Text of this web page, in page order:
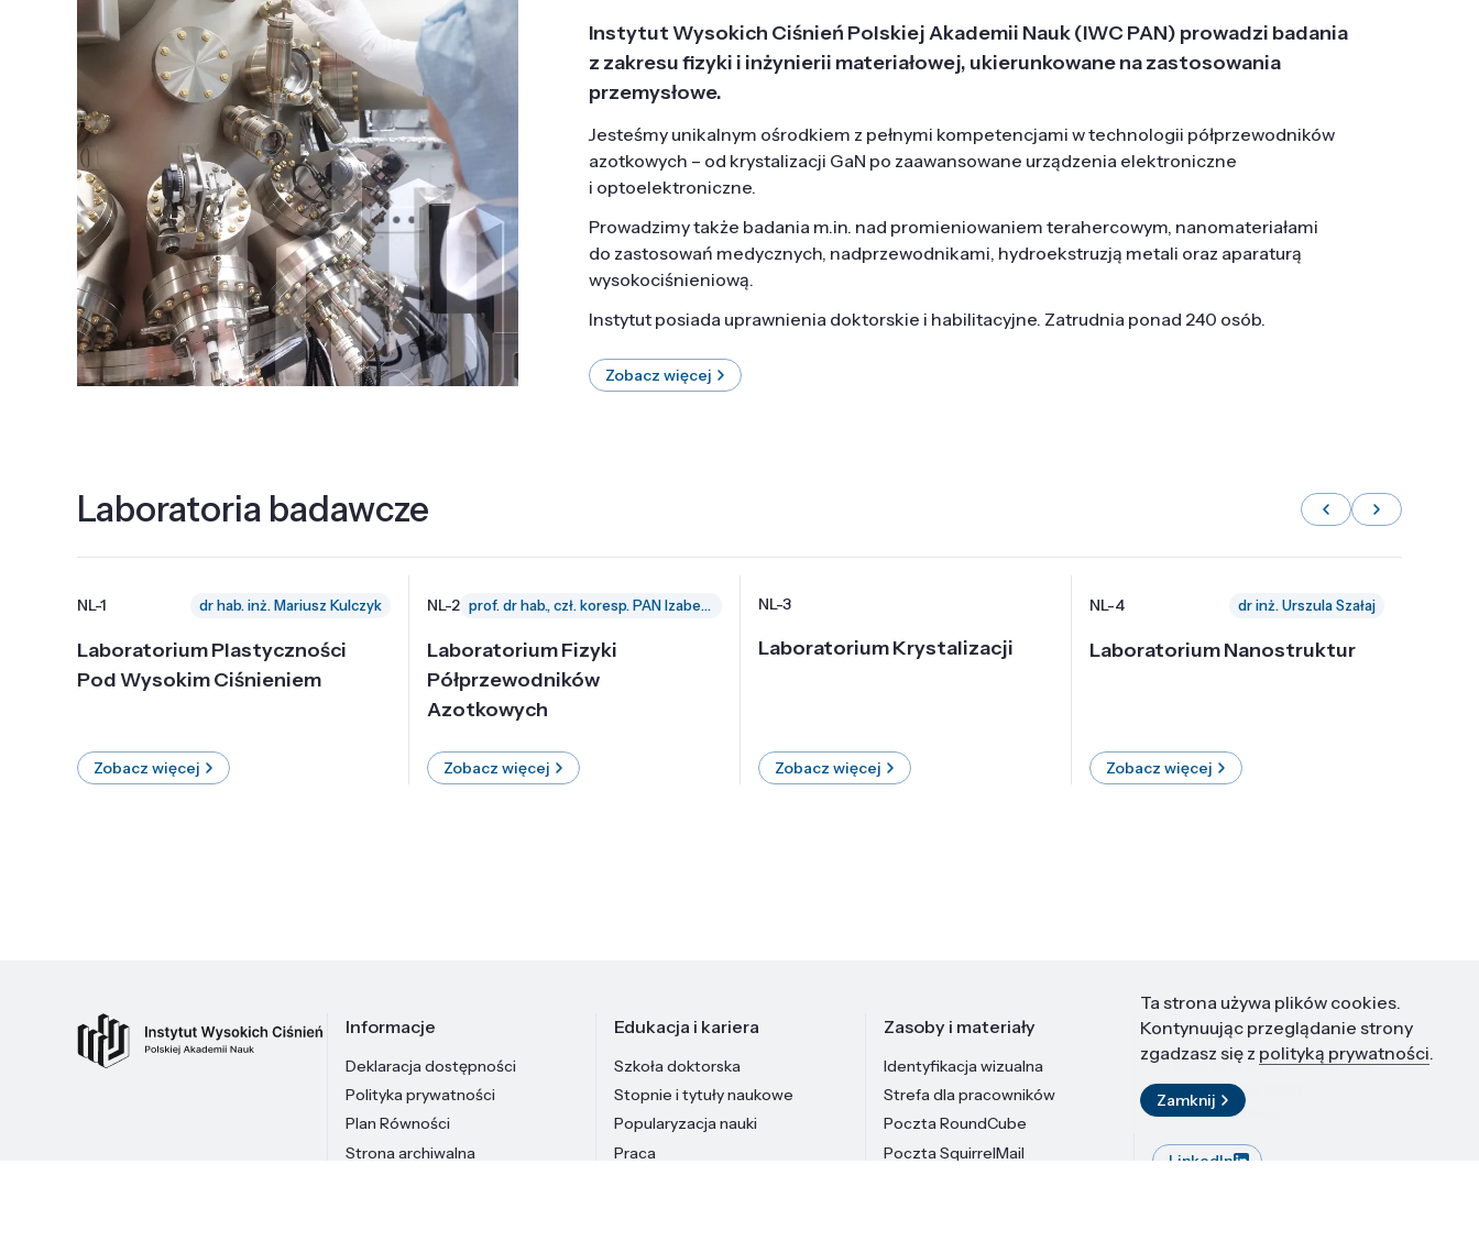
Instytut Wysokich Ciśnień Polskiej Akademii Nauk (IWC PAN) prowadzi badania
z zakresu fizyki i inżynierii materiałowej, ukierunkowane na zastosowania
przemysłowe.
Jesteśmy unikalnym ośrodkiem z pełnymi kompetencjami w technologii półprzewodników
azotkowych – od krystalizacji GaN po zaawansowane urządzenia elektroniczne
i optoelektroniczne.
Prowadzimy także badania m.in. nad promieniowaniem terahercowym, nanomateriałami
do zastosowań medycznych, nadprzewodnikami, hydroekstruzją metali oraz aparaturą
wysokociśnieniową.
Instytut posiada uprawnienia doktorskie i habilitacyjne. Zatrudnia ponad 240 osób.
Zobacz więcej
Laboratoria badawcze
NL-1 dr hab. inż. Mariusz Kulczyk
Laboratorium Plastyczności
Pod Wysokim Ciśnieniem
Zobacz więcej
NL-2 prof. dr hab., czł. koresp. PAN Izabella Grzegory
Laboratorium Fizyki
Półprzewodników
Azotkowych
Zobacz więcej
NL-3
Laboratorium Krystalizacji
Zobacz więcej
NL-4 dr inż. Urszula Szałaj
Laboratorium Nanostruktur
Zobacz więcej
Informacje
Deklaracja dostępności
Polityka prywatności
Plan Równości
Strona archiwalna
Edukacja i kariera
Szkoła doktorska
Stopnie i tytuły naukowe
Popularyzacja nauki
Praca
Zasoby i materiały
Identyfikacja wizualna
Strefa dla pracowników
Poczta RoundCube
Poczta SquirrelMail
Kontakt
Instytut Wysokich Ciśnień PAN
ul. Sokołowska 29/37
01-142 Warszawa
LinkedIn
Ta strona używa plików cookies.
Kontynuując przeglądanie strony
zgadzasz się z polityką prywatności.
Zamknij